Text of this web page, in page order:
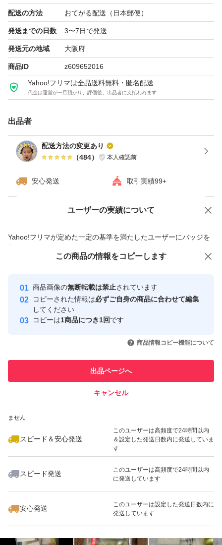
配送の方法 おてがる配送（日本郵便）
発送までの日数 3〜7日で発送
発送元の地域 大阪府
商品ID z609652016
Yahoo!フリマは全品送料無料・匿名配送
代金は運営が一旦預かり、評価後、出品者に支払われます
出品者
配送方法の変更あり
（484） 本人確認前
安心発送 取引実績99+
ユーザーの実績について
Yahoo!フリマが定めた一定の基準を満たしたユーザーにバッジを
付与しています
安心取引出品者
心・安全なユーザーです
取引実績
引を完了させた実績があります
での取引実績があります
ません
スピード＆安心発送
このユーザーは高頻度で24時間以内
＆設定した発送日数内に発送していま
す
スピード発送
このユーザーは高頻度で24時間以内
に発送しています
安心発送
このユーザーは設定した発送日数内に
発送しています
価格の相談 商品への質問
この商品の情報をコピーします
商品画像の無断転載は禁止されています
コピーされた情報は必ずご自身の商品に合わせて編集
してください
コピーは1商品につき1回です
商品情報コピー機能について
出品ページへ
キャンセル
この商品をみている人にオススメ
いいね！
828